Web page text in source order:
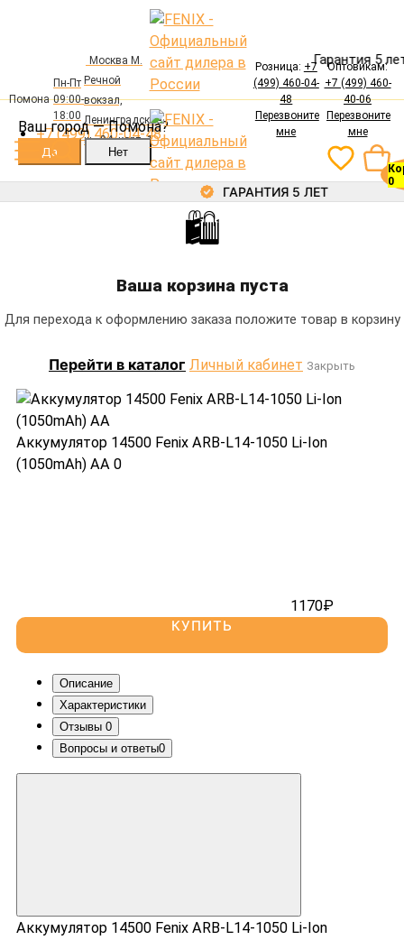
+7 (499) 460-04-48
0
Каталог
Аккумуляторы
Зарядные устройства
Крепления
Выносные кнопки
Аксессуары
Помона
Ваш город —Помона?
Пн-Пт
09:00-
18:00
Москва М.
Речной
вокзал,
Ленинградское
ш., 94, корп. 1
Гарантия 5 лет
Оптовикам:
+7 (499) 460-
40-06
Перезвоните
мне
Розница: +7
(499) 460-04-
48
Перезвоните
мне
Аккумуляторы
Зарядные устройства
Выносные кнопки
Аксессуары
Оптовикам и Юр. лицам
Доставка
Гарантия
Отзывы
ГАРАНТИЯ 5 ЛЕТ
🛍
Ваша корзина пуста
Для перехода к оформлению заказа положите товар в корзину
Перейти в каталог Личный кабинет Закрыть
Авторизация
Электронная почта
Главная
Аккумуляторы
(1050mAh) AA
Аккумулятор 14500 Fenix ARB-L14-1050 Li-Ion
(1050mAh) AA 0
1170₽
КУПИТЬ
Описание
Характеристики
Отзывы 0
Вопросы и ответы0
Аккумулятор 14500 Fenix ARB-L14-1050 Li-Ion